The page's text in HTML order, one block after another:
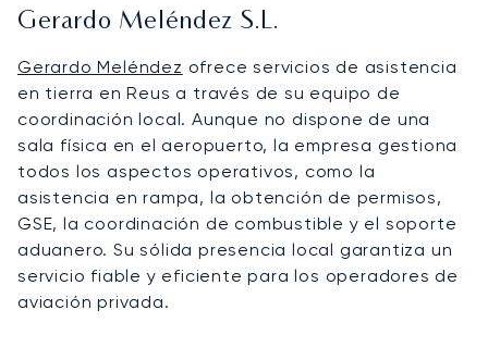
Gerardo Meléndez S.L.
Gerardo Meléndez ofrece servicios de asistencia
en tierra en Reus a través de su equipo de
coordinación local. Aunque no dispone de una
sala física en el aeropuerto, la empresa gestiona
todos los aspectos operativos, como la
asistencia en rampa, la obtención de permisos,
GSE, la coordinación de combustible y el soporte
aduanero. Su sólida presencia local garantiza un
servicio fiable y eficiente para los operadores de
aviación privada.